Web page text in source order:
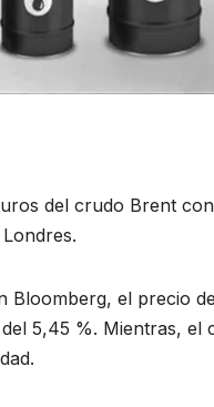
del crudo Brent
Bloomberg, el precio
5,45 %. Mientras,